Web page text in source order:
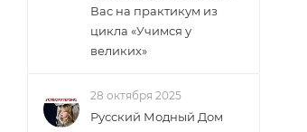
Вас на практикум из
цикла «Учимся у
великих»
28 октября 2025
Русский Модный Дом